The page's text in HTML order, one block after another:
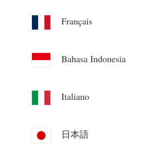
Πόροι
Τεκμηρίωση
FAQ
Ιστολόγιο
Πρόγραμμα συνεισφερόντων
Δραστηριότητες IAMMETER
App Store
Λύσεις
Σχετικά με εμάς
Français
Bahasa Indonesia
Italiano
日本語